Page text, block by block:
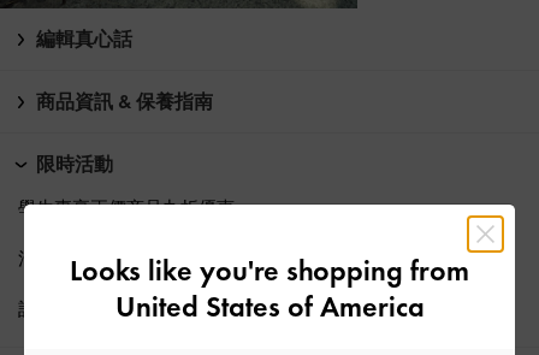
編輯真心話
商品資訊 & 保養指南
限時活動
學生專享正價商品九折優惠
消費滿HK$500即享 免費標準運送
訂閱電子報、註冊帳號 ，解鎖九折優惠*
Looks like you're shopping from
United States of America